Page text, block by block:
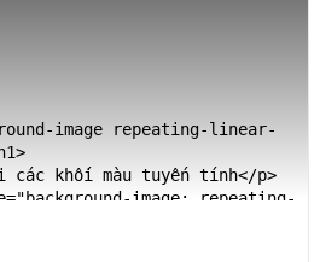
image repeating-linear-
các khối màu tuyến tính</p>
image: repeating-